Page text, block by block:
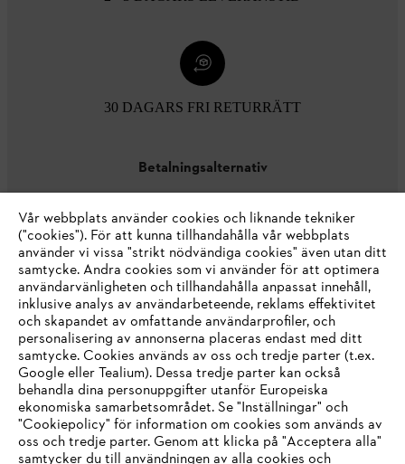
30 DAGARS FRI RETURRÄTT
Betalningsalternativ
Företaget
STIHL FAQ
Vår webbplats använder cookies och liknande tekniker
("cookies"). För att kunna tillhandahålla vår webbplats
använder vi vissa "strikt nödvändiga cookies" även utan ditt
samtycke. Andra cookies som vi använder för att optimera
användarvänligheten och tillhandahålla anpassat innehåll,
inklusive analys av användarbeteende, reklams effektivitet
och skapandet av omfattande användarprofiler, och
personalisering av annonserna placeras endast med ditt
samtycke. Cookies används av oss och tredje parter (t.ex.
Google eller Tealium). Dessa tredje parter kan också
behandla dina personuppgifter utanför Europeiska
ekonomiska samarbetsområdet. Se "Inställningar" och
"Cookiepolicy" för information om cookies som används av
oss och tredje parter. Genom att klicka på "Acceptera alla"
samtycker du till användningen av alla cookies och